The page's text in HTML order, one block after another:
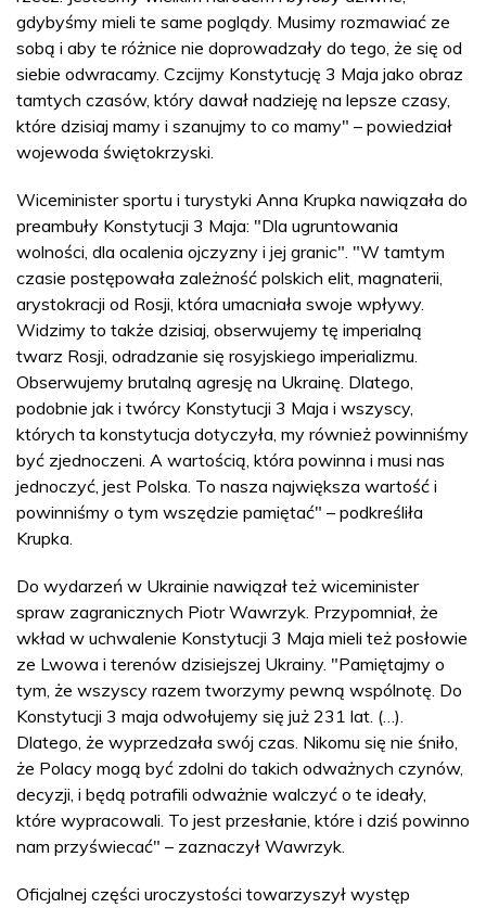
gdybyśmy mieli te same poglądy. Musimy rozmawiać ze
sobą i aby te różnice nie doprowadzały do tego, że się od
siebie odwracamy. Czcijmy Konstytucję 3 Maja jako obraz
tamtych czasów, który dawał nadzieję na lepsze czasy,
które dzisiaj mamy i szanujmy to co mamy" – powiedział
wojewoda świętokrzyski.
Wiceminister sportu i turystyki Anna Krupka nawiązała do
preambuły Konstytucji 3 Maja: "Dla ugruntowania
wolności, dla ocalenia ojczyzny i jej granic". "W tamtym
czasie postępowała zależność polskich elit, magnaterii,
arystokracji od Rosji, która umacniała swoje wpływy.
Widzimy to także dzisiaj, obserwujemy tę imperialną
twarz Rosji, odradzanie się rosyjskiego imperializmu.
Obserwujemy brutalną agresję na Ukrainę. Dlatego,
podobnie jak i twórcy Konstytucji 3 Maja i wszyscy,
których ta konstytucja dotyczyła, my również powinniśmy
być zjednoczeni. A wartością, która powinna i musi nas
jednoczyć, jest Polska. To nasza największa wartość i
powinniśmy o tym wszędzie pamiętać" – podkreśliła
Krupka.
Do wydarzeń w Ukrainie nawiązał też wiceminister
spraw zagranicznych Piotr Wawrzyk. Przypomniał, że
wkład w uchwalenie Konstytucji 3 Maja mieli też posłowie
ze Lwowa i terenów dzisiejszej Ukrainy. "Pamiętajmy o
tym, że wszyscy razem tworzymy pewną wspólnotę. Do
Konstytucji 3 maja odwołujemy się już 231 lat. (…).
Dlatego, że wyprzedzała swój czas. Nikomu się nie śniło,
że Polacy mogą być zdolni do takich odważnych czynów,
decyzji, i będą potrafili odważnie walczyć o te ideały,
które wypracowali. To jest przesłanie, które i dziś powinno
nam przyświecać" – zaznaczył Wawrzyk.
Oficjalnej części uroczystości towarzyszył występ